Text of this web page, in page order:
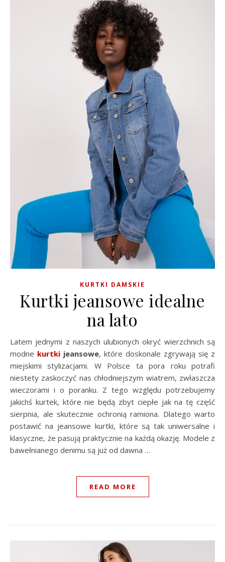
KURTKI DAMSKIE
Kurtki jeansowe idealne
na lato
Latem jednymi z naszych ulubionych okryć wierzchnich są
modne kurtki jeansowe, które doskonale zgrywają się z
miejskimi stylizacjami. W Polsce ta pora roku potrafi
niestety zaskoczyć nas chłodniejszym wiatrem, zwłaszcza
wieczorami i o poranku. Z tego względu potrzebujemy
jakichś kurtek, które nie będą zbyt ciepłe jak na tę część
sierpnia, ale skutecznie ochronią ramiona. Dlatego warto
postawić na jeansowe kurtki, które są tak uniwersalne i
klasyczne, że pasują praktycznie na każdą okazję. Modele z
bawełnianego denimu są już od dawna …
READ MORE